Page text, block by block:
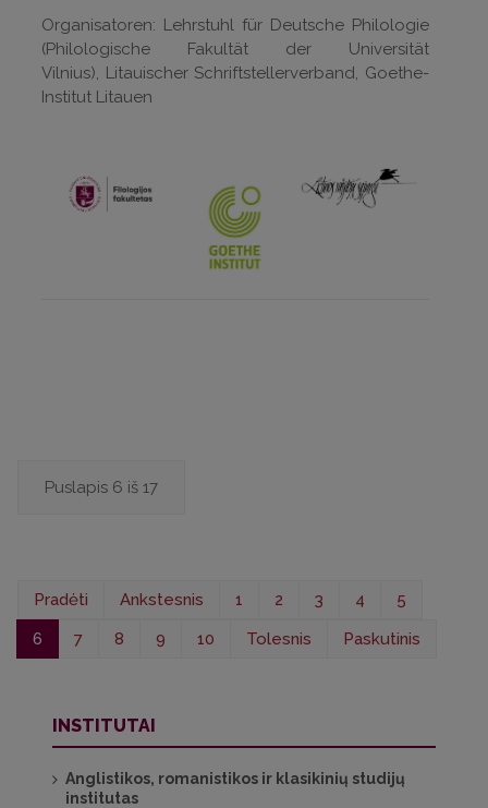
Organisatoren: Lehrstuhl für Deutsche Philologie
(Philologische Fakultät der Universität
Vilnius), Litauischer Schriftstellerverband, Goethe-
Institut Litauen
Puslapis 6 iš 17
Pradėti Ankstesnis 1 2 3 4
5
6
7 8 9 10 Tolesnis Paskutinis
INSTITUTAI
Anglistikos, romanistikos ir klasikinių studijų
institutas